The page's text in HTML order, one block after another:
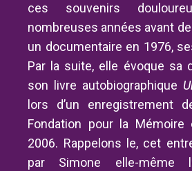
ces souvenirs
nombreuses années avant
un documentaire en 1976,
Par la suite, elle évoque sa
son livre autobiographique
lors d’un enregistrement
Fondation pour la
2006. Rappelons le, cet
par Simone elle-même